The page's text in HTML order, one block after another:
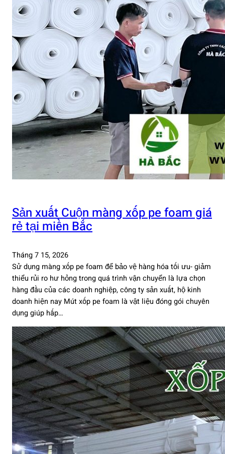
Sản xuất Cuộn màng xốp pe foam giá
rẻ tại miền Bắc
Tháng 7 15, 2026
Sử dụng màng xốp pe foam để bảo vệ hàng hóa tối ưu- giảm
thiểu rủi ro hư hỏng trong quá trình vận chuyển là lựa chọn
hàng đầu của các doanh nghiệp, công ty sản xuất, hộ kinh
doanh hiện nay Mút xốp pe foam là vật liệu đóng gói chuyên
dụng giúp hấp…